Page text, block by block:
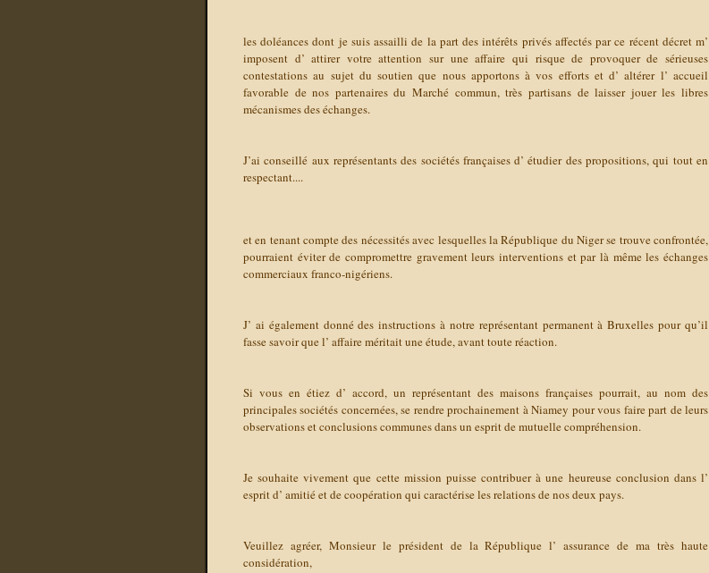
les doléances dont je suis assailli de la part des intérêts privés affectés par ce récent décret m’
imposent d’ attirer votre attention sur une affaire qui risque de provoquer de sérieuses
contestations au sujet du soutien que nous apportons à vos efforts et d’ altérer l’ accueil
favorable de nos partenaires du Marché commun, très partisans de laisser jouer les libres
mécanismes des échanges.
J’ai conseillé aux représentants des sociétés françaises d’ étudier des propositions, qui tout en
respectant....
et en tenant compte des nécessités avec lesquelles la République du Niger se trouve confrontée,
pourraient éviter de compromettre gravement leurs interventions et par là même les échanges
commerciaux franco-nigériens.
J’ ai également donné des instructions à notre représentant permanent à Bruxelles pour qu’il
fasse savoir que l’ affaire méritait une étude, avant toute réaction.
Si vous en étiez d’ accord, un représentant des maisons françaises pourrait, au nom des
principales sociétés concernées, se rendre prochainement à Niamey pour vous faire part de leurs
observations et conclusions communes dans un esprit de mutuelle compréhension.
Je souhaite vivement que cette mission puisse contribuer à une heureuse conclusion dans l’
esprit d’ amitié et de coopération qui caractérise les relations de nos deux pays.
Veuillez agréer, Monsieur le président de la République l’ assurance de ma très haute
considération,